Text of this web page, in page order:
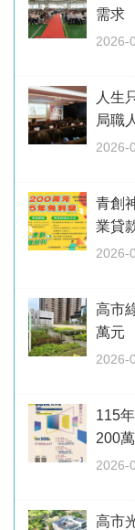
需求
2026-
人生
局職
2026-
青創
業貸
2026-
高市
萬元
2026-
115
200萬
2026-
高市